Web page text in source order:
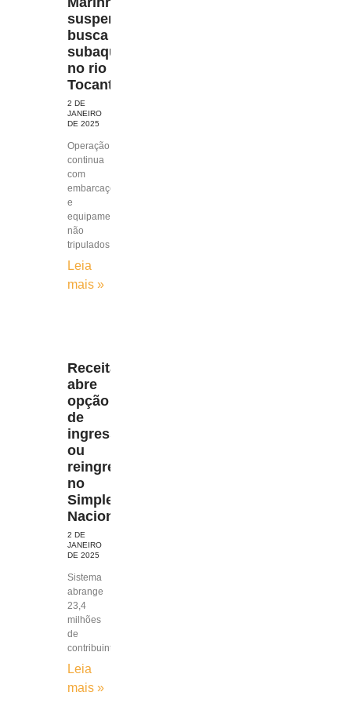
suspende
busca
subaquática
no rio
Tocantins
2 DE
JANEIRO
DE 2025
Operação
continua
com
embarcações
e
equipamentos
não
tripulados
Leia
mais »
Receita
abre
opção
de
ingresso
ou
reingresso
no
Simples
Nacional
2 DE
JANEIRO
DE 2025
Sistema
abrange
23,4
milhões
de
contribuintes
Leia
mais »